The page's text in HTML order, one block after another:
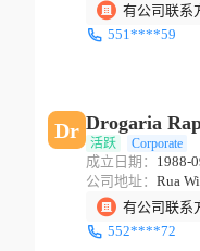
有公司联系
551****59
Dr Drogaria
活跃
Corporate
成立日期： 1988-
公司地址： Rua
有公司联系
552****72